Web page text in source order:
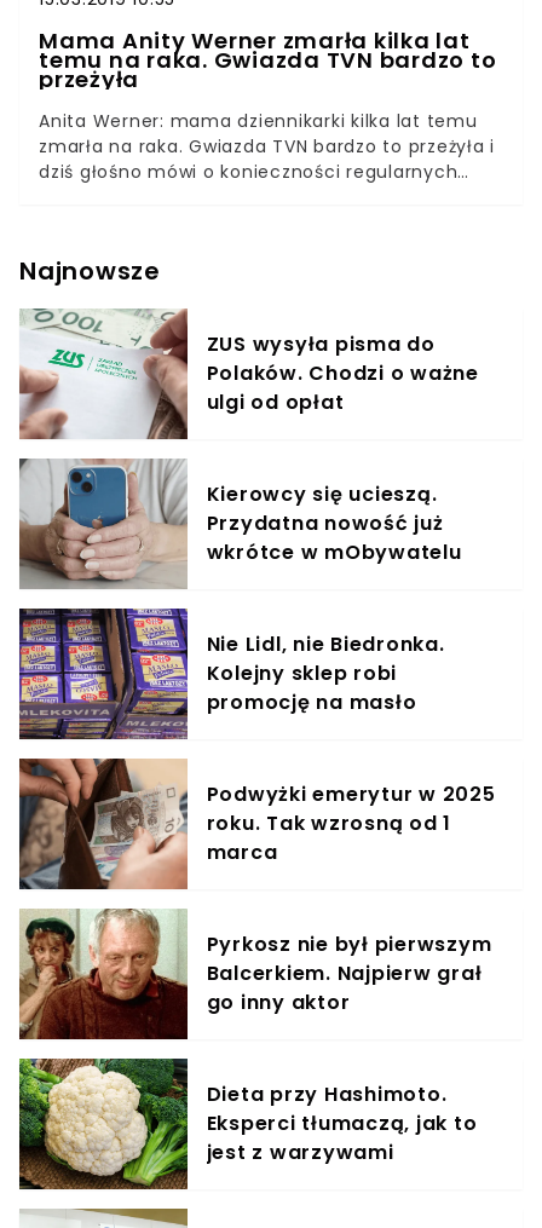
Mama Anity Werner zmarła kilka lat
temu na raka. Gwiazda TVN bardzo to
przeżyła
Anita Werner: mama dziennikarki kilka lat temu
zmarła na raka. Gwiazda TVN bardzo to przeżyła i
dziś głośno mówi o konieczności regularnych
opowiedzieć publicznie o swojej mamie. 40-latka
się ją za jedną z najbardziej lubianych
prezenterek. Jakiś czas temu w programie
Uwaga! opowiedziała historię rodzinną, która
może być przestrogą dla wszystkich kobiet. Anita
Werner: mama dziennikarki zmarła na raka piersi
Najnowsze
ZUS wysyła pisma do
Polaków. Chodzi o ważne
ulgi od opłat
Kierowcy się ucieszą.
Przydatna nowość już
wkrótce w mObywatelu
Nie Lidl, nie Biedronka.
Kolejny sklep robi
promocję na masło
Podwyżki emerytur w 2025
roku. Tak wzrosną od 1
marca
Pyrkosz nie był pierwszym
Balcerkiem. Najpierw grał
go inny aktor
Dieta przy Hashimoto.
Eksperci tłumaczą, jak to
jest z warzywami